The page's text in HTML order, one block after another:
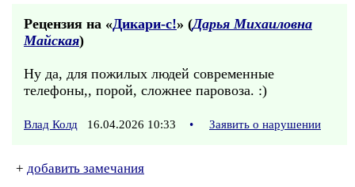
Рецензия на «Дикари-с!» (Дарья Михаиловна
Майская)
Ну да, для пожилых людей современные
телефоны,, порой, сложнее паровоза. :)
Влад Колд 16.04.2026 10:33 • Заявить о нарушении
+ добавить замечания